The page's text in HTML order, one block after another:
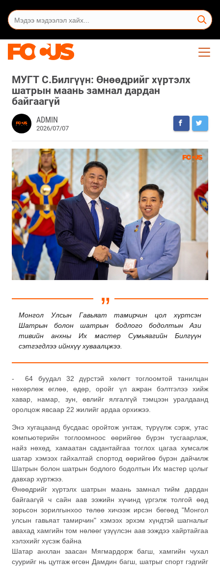
МУГТ С.Билгүүн: Өнөөдрийг хүртэлх
шатрын маань замнал дардан
байгаагүй
ADMIN
2026/07/07
Монгол Улсын Гавьяат тамирчин цол хүртсэн
Шатрын болон шатрын бодлого бодолтын Ази
тивийн анхны Их мастер Сумьяагийн Билгүүн
сэтгэгдлээ ийнхүү хуваалцжээ.
- 64 буудал 32 дүрстэй хөлөгт тоглоомтой танилцан
нөхөрлөж өглөө, өдөр, оройг үл ажран бэлтгэлээ хийж
хавар, намар, зун, өвлийг ялгалгүй тэмцээн уралдаанд
оролцож явсаар 22 жилийг ардаа орхижээ.
Энэ хугацаанд бусдаас оройтож унтаж, түрүүлж сэрж, утас
компьютерийн тоглоомноос өөрийгөө бүрэн тусгаарлаж,
найз нөхөд, хамаатан садантайгаа тоглох цагаа хумсалж
шатар хэмээх гайхалтай спортод өөрийгөө бүрэн дайчилж
Шатрын болон шатрын бодлого бодолтын Их мастер цолыг
давхар хүртжээ.
Өнөөдрийг хүртэлх шатрын маань замнал тийм дардан
байгаагүй ч сайн аав ээжийн хүчинд үргэлж толгой өөд
зорьсон зорилгынхоо төлөө хичээж ирсэн бөгөөд "Монгол
улсын гавьяат тамирчин" хэмээх эрхэм хүндтэй шагналыг
авахад хамгийн том нөлөөг үзүүлсэн аав ээждээ хайртайгаа
хэлэхийг хүсэж байна
Шатар анхлан заасан Мягмардорж багш, хамгийн чухал
суурийг нь цутгаж өгсөн Дамдин багш, шатрыг спорт гэдгийг